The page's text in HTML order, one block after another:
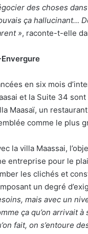
des choses
ça hallucinant…
», raconte-t-elle
en six mois
et la Suite 34
Maasaï, un
comme le plus
la villa Maassai,
entreprise pour le
les clichés et
un degré
mais avec un
ça qu’on arrivait
fait, on s’entoure